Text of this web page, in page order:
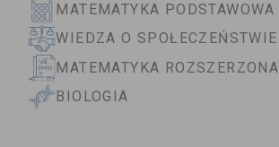
MATEMATYKA PODSTAWOWA
WIEDZA O SPOŁECZEŃSTWIE
MATEMATYKA ROZSZERZONA
BIOLOGIA